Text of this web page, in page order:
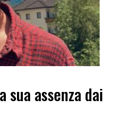
sua assenza dai